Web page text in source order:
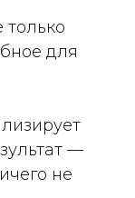
только
для
—
не